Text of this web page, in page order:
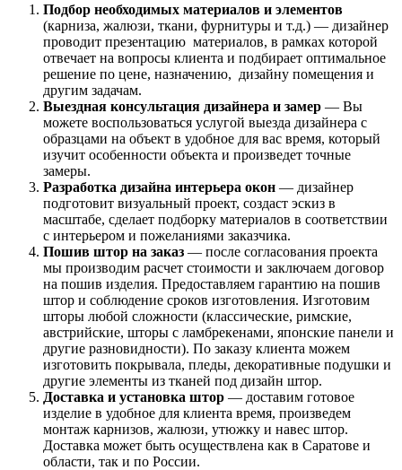
Подбор необходимых материалов и элементов
(карниза, жалюзи, ткани, фурнитуры и т.д.) — дизайнер
проводит презентацию материалов, в рамках которой
отвечает на вопросы клиента и подбирает оптимальное
решение по цене, назначению, дизайну помещения и
другим задачам.
Выездная консультация дизайнера и замер — Вы
можете воспользоваться услугой выезда дизайнера с
образцами на объект в удобное для вас время, который
изучит особенности объекта и произведет точные
замеры.
Разработка дизайна интерьера окон — дизайнер
подготовит визуальный проект, создаст эскиз в
масштабе, сделает подборку материалов в соответствии
с интерьером и пожеланиями заказчика.
Пошив штор на заказ — после согласования проекта
мы производим расчет стоимости и заключаем договор
на пошив изделия. Предоставляем гарантию на пошив
штор и соблюдение сроков изготовления. Изготовим
шторы любой сложности (классические, римские,
австрийские, шторы с ламбрекенами, японские панели и
другие разновидности). По заказу клиента можем
изготовить покрывала, пледы, декоративные подушки и
другие элементы из тканей под дизайн штор.
Доставка и установка штор — доставим готовое
изделие в удобное для клиента время, произведем
монтаж карнизов, жалюзи, утюжку и навес штор.
Доставка может быть осуществлена как в Саратове и
области, так и по России.